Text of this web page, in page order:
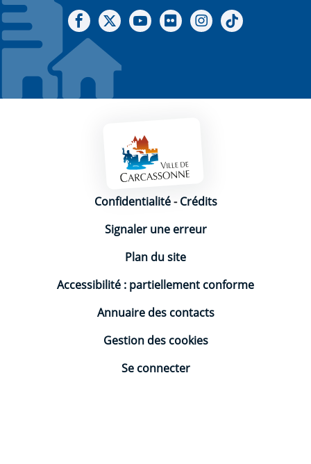
Notre Facebook
Notre X - (twitter)
Notre chaine Youtube
Notre Gallerie sur Flickr
Notre Instagram
Mentions légales
Confidentialité-Crédits
Signaler une erreur
Plan du site
Accessibilité : partiellement conforme
Annuaire des contacts
Gestion des cookies
Se connecter